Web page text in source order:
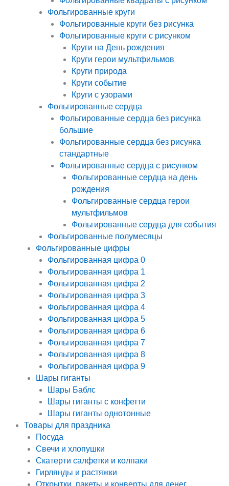
Фольгированные круги
Фольгированные круги без рисунка
Фольгированные круги с рисунком
Круги на День рождения
Круги герои мультфильмов
Круги природа
Круги событие
Круги с узорами
Фольгированные сердца
Фольгированные сердца без рисунка
большие
Фольгированные сердца без рисунка
стандартные
Фольгированные сердца с рисунком
Фольгированные сердца на день
рождения
Фольгированные сердца герои
мультфильмов
Фольгированные сердца для события
Фольгированные полумесяцы
Фольгированные цифры
Фольгированная цифра 0
Фольгированная цифра 1
Фольгированная цифра 2
Фольгированная цифра 3
Фольгированная цифра 4
Фольгированная цифра 5
Фольгированная цифра 6
Фольгированная цифра 7
Фольгированная цифра 8
Фольгированная цифра 9
Шары гиганты
Шары Баблс
Шары гиганты с конфетти
Шары гиганты однотонные
Товары для праздника
Посуда
Свечи и хлопушки
Скатерти салфетки и колпаки
Гирлянды и растяжки